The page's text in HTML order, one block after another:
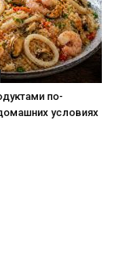
по-
условиях